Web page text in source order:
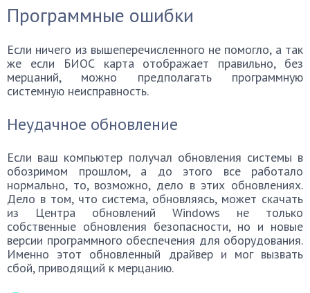
Программные ошибки
Если ничего из вышеперечисленного не помогло, а так
же если БИОС карта отображает правильно, без
мерцаний, можно предполагать программную
системную неисправность.
Неудачное обновление
Если ваш компьютер получал обновления системы в
обозримом прошлом, а до этого все работало
нормально, то, возможно, дело в этих обновлениях.
Дело в том, что система, обновляясь, может скачать
из Центра обновлений Windows не только
собственные обновления безопасности, но и новые
версии программного обеспечения для оборудования.
Именно этот обновленный драйвер и мог вызвать
сбой, приводящий к мерцанию.